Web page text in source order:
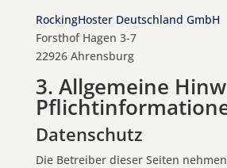
RockingHoster Deutschland GmbH
Forsthof Hagen 3-7
22926 Ahrensburg
3. Allgemeine
Datenschutz
Die Betreiber dieser Seiten